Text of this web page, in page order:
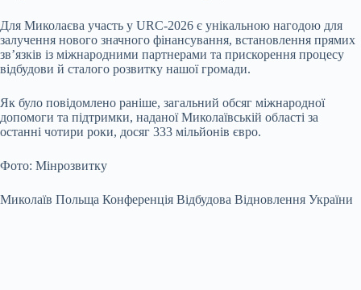
Для Миколаєва участь у URC-2026 є унікальною нагодою для
залучення нового значного фінансування, встановлення прямих
зв’язків із міжнародними партнерами та прискорення процесу
відбудови й сталого розвитку нашої громади.
Як було повідомлено раніше, загальний обсяг міжнародної
допомоги та підтримки, наданої Миколаївській області за
останні чотири роки, досяг 333 мільйонів євро.
Фото: Мінрозвитку
Миколаїв Польща Конференція Відбудова Відновлення України